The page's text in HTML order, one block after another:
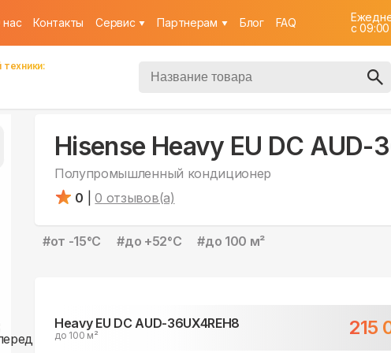
Контакты Cервис Партнерам Блог FAQ
c 09:00
Hisense Heavy EU DC AUD-
Полупромышленный кондиционер
0
0 отзывов(а)
#от -15°С #до +52°С #до 100 м²
Heavy EU DC AUD-36UX4REH8
до 100 м² 215